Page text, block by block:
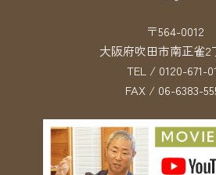
〒564-0012
大阪府吹田市南正雀2
TEL / 0120-671-
FAX / 06-6383-